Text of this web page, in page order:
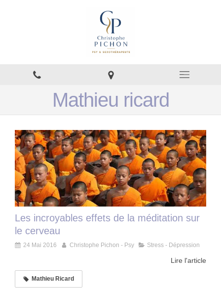
Mathieu ricard
Les incroyables effets de la méditation sur
le cerveau
24 Mai 2016 Christophe Pichon - Psy Stress - Dépression
Lire l'article
Mathieu Ricard